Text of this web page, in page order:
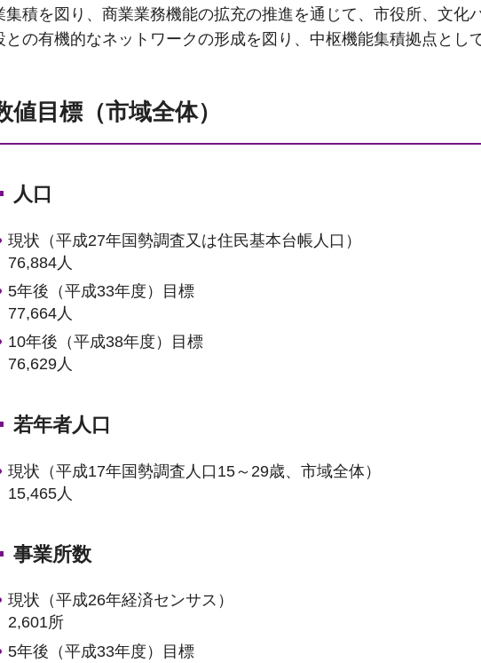
集積を図り、商業業務機能の拡充の推進を通じて、市役所、文化
との有機的なネットワークの形成を図り、中枢機能集積拠点とし
値目標（市域全体）
人口
現状（平成27年国勢調査又は住民基本台帳人口）
76,884人
5年後（平成33年度）目標
77,664人
10年後（平成38年度）目標
76,629人
若年者人口
現状（平成17年国勢調査人口15～29歳、市域全体）
15,465人
事業所数
現状（平成26年経済センサス）
2,601所
5年後（平成33年度）目標